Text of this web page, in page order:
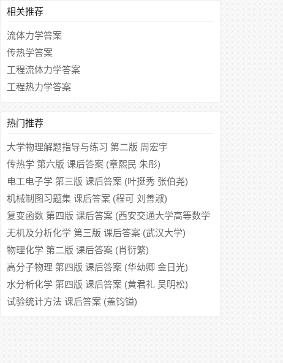
相关推荐
流体力学答案
传热学答案
工程流体力学答案
工程热力学答案
热门推荐
大学物理解题指导与练习 第二版 周宏宇
传热学 第六版 课后答案 (章熙民 朱彤)
电工电子学 第三版 课后答案 (叶挺秀 张伯尧)
机械制图习题集 课后答案 (程可 刘善淑)
复变函数 第四版 课后答案 (西安交通大学高等数学
教研室)
无机及分析化学 第三版 课后答案 (武汉大学)
物理化学 第二版 课后答案 (肖衍繁)
高分子物理 第四版 课后答案 (华幼卿 金日光)
水分析化学 第四版 课后答案 (黄君礼 吴明松)
试验统计方法 课后答案 (盖钧镒)